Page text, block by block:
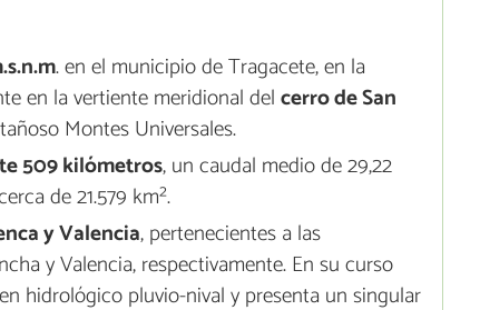
. en el municipio de Tragacete, en la
en la vertiente meridional delcerro de San
Montes Universales.
509 kilómetros, un caudal medio de 29,22
de 21.579 km².
y Valencia, pertenecientes a las
y Valencia, respectivamente. En su curso
hidrológico pluvio-nival y presenta un singular